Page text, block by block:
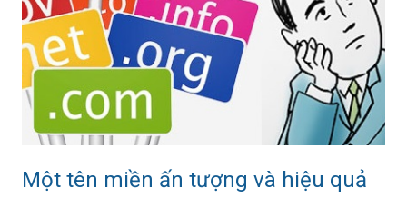
Một tên miền ấn tượng và hiệu quả